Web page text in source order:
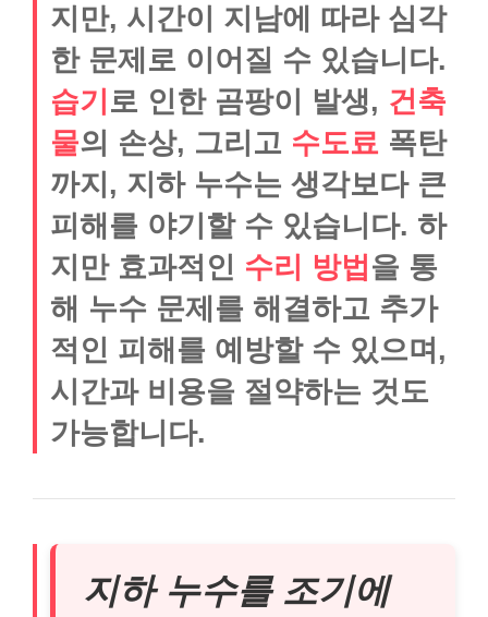
지만, 시간이 지남에 따라 심각
한 문제로 이어질 수 있습니다.
습기 로 인한 곰팡이 발생, 건축
물의 손상, 그리고 수도료 폭탄
까지, 지하 누수는 생각보다 큰
피해를 야기할 수 있습니다. 하
지만 효과적인 수리 방법을 통
해 누수 문제를 해결하고 추가
적인 피해를 예방할 수 있으며,
시간과 비용을 절약하는 것도
가능합니다.
지하 누수를 조기에